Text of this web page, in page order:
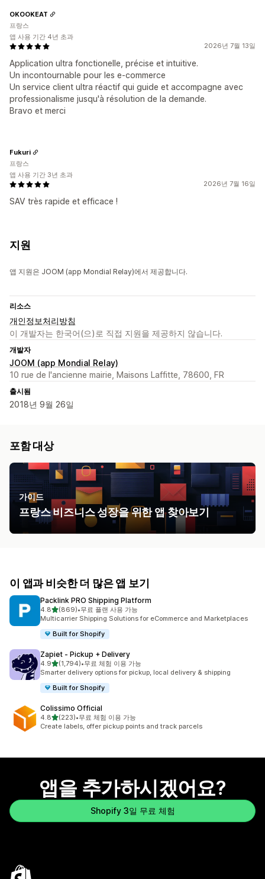
2026년 7월 13일
Application ultra fonctionelle, précise et intuitive.
Un incontournable pour les e-commerce
Un service client ultra réactif qui guide et accompagne avec
professionalisme jusqu'à résolution de la demande.
Bravo et merci
OKOOKEAT
프랑스
앱 사용 기간 4년 초과
2026년 7월 16일
SAV très rapide et efficace !
Fukuri
프랑스
앱 사용 기간 3년 초과
지원
앱 지원은 JOOM (app Mondial Relay)에서 제공합니다.
리소스
개인정보처리방침
이 개발자는 한국어(으)로 직접 지원을 제공하지 않습니다.
개발자
JOOM (app Mondial Relay)
10 rue de l'ancienne mairie, Maisons Laffitte, 78600, FR
출시됨
2018년 9월 26일
포함 대상
가이드
프랑스 비즈니스 성장을 위한 앱 찾아보기
이 앱과 비슷한 더 많은 앱 보기
Packlink PRO Shipping Platform
4.8별 5개 중
(869)
총 리뷰 869개
•무료 플랜 사용 가능
Multicarrier Shipping Solutions for eCommerce and Marketplaces
Built for Shopify
Zapiet ‑ Pickup + Delivery
4.9별 5개 중
(1,794)
총 리뷰 1794개
•무료 체험 이용 가능
Smarter delivery options for pickup, local delivery & shipping
Built for Shopify
Colissimo Official
4.8별 5개 중
(223)
총 리뷰 223개
•무료 체험 이용 가능
Create labels, offer pickup points and track parcels
앱을 추가하시겠어요?
Shopify 3일 무료 체험